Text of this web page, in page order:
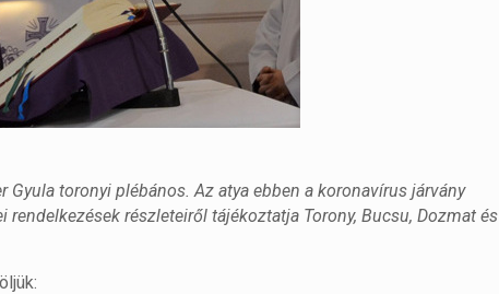
toronyi plébános. Az atya ebben a koronavírus járvány
részleteiről tájékoztatja Torony, Bucsu, Dozmat és